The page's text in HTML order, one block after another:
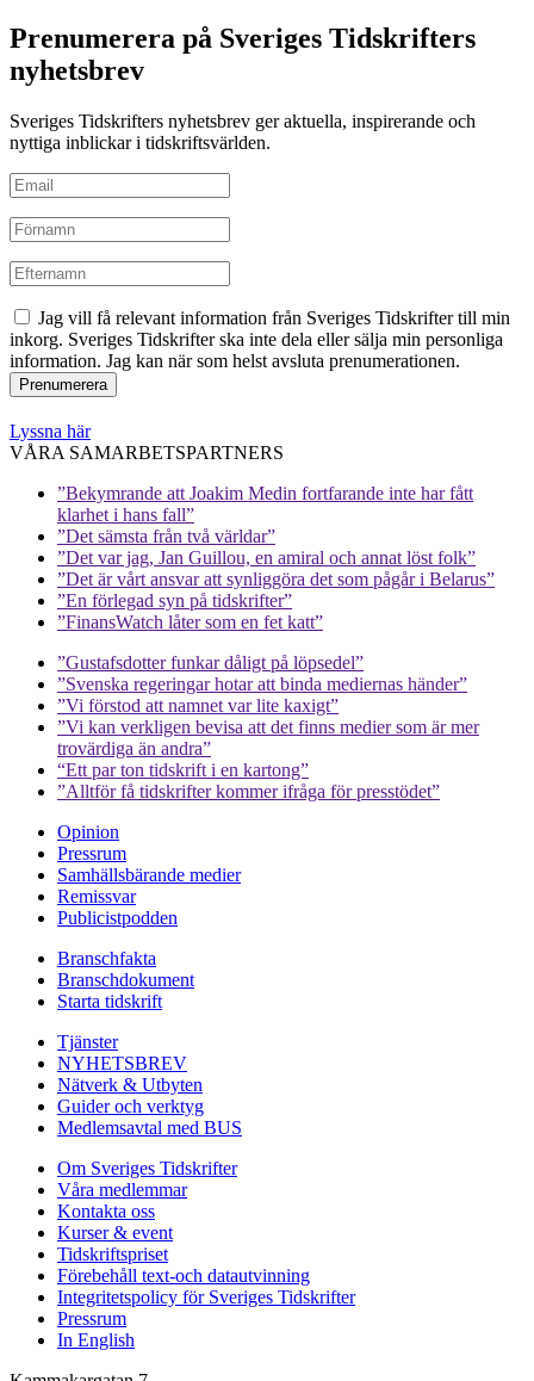
Prenumerera på Sveriges Tidskrifters
nyhetsbrev
Sveriges Tidskrifters nyhetsbrev ger aktuella, inspirerande och
nyttiga inblickar i tidskriftsvärlden.
Jag vill få relevant information från Sveriges Tidskrifter till min
inkorg. Sveriges Tidskrifter ska inte dela eller sälja min personliga
information. Jag kan när som helst avsluta prenumerationen.
Lyssna här
VÅRA SAMARBETSPARTNERS
”Bekymrande att Joakim Medin fortfarande inte har fått
klarhet i hans fall”
”Det sämsta från två världar”
”Det var jag, Jan Guillou, en amiral och annat löst folk”
”Det är vårt ansvar att synliggöra det som pågår i Belarus”
”En förlegad syn på tidskrifter”
”FinansWatch låter som en fet katt”
”Gustafsdotter funkar dåligt på löpsedel”
”Svenska regeringar hotar att binda mediernas händer”
”Vi förstod att namnet var lite kaxigt”
”Vi kan verkligen bevisa att det finns medier som är mer
trovärdiga än andra”
“Ett par ton tidskrift i en kartong”
”Alltför få tidskrifter kommer ifråga för presstödet”
Opinion
Pressrum
Samhällsbärande medier
Remissvar
Publicistpodden
Branschfakta
Branschdokument
Starta tidskrift
Tjänster
NYHETSBREV
Nätverk & Utbyten
Guider och verktyg
Medlemsavtal med BUS
Om Sveriges Tidskrifter
Våra medlemmar
Kontakta oss
Kurser & event
Tidskriftspriset
Förebehåll text-och datautvinning
Integritetspolicy för Sveriges Tidskrifter
Pressrum
In English